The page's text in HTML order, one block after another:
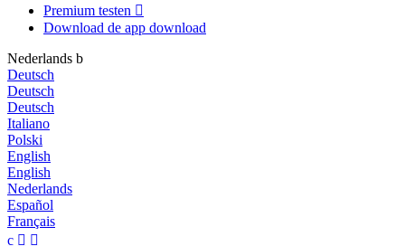
Premium testen 
Download de app download
Nederlands b
Deutsch
Deutsch
Deutsch
Italiano
Polski
English
English
Nederlands
Español
Français
c  